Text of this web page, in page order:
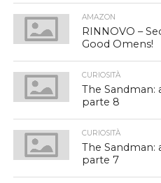
AMAZON
RINNOVO –
Good Omens!
CURIOSITÀ
The Sandman:
parte 8
CURIOSITÀ
The Sandman:
parte 7